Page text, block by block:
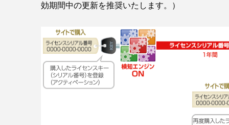
効期間中の更新を推奨いたします。）